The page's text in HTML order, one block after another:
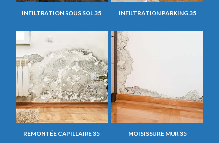
INFILTRATION SOUS SOL 35 INFILTRATION PARKING 35
REMONTÉE CAPILLAIRE 35 MOISISSURE MUR 35